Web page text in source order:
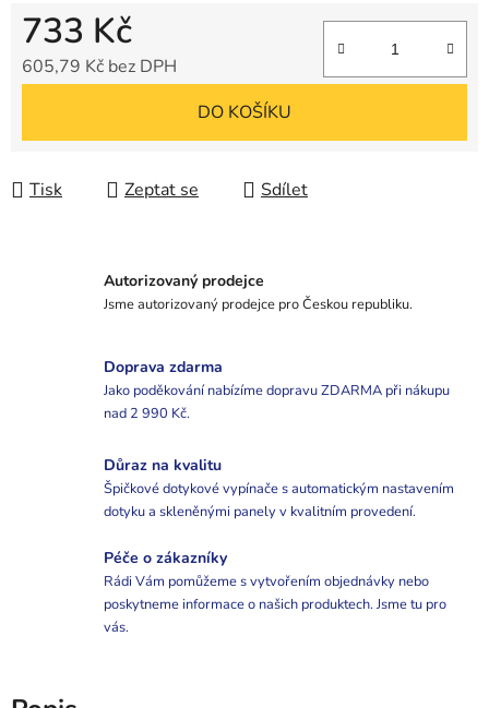
733 Kč
605,79 Kč bez DPH
DO KOŠÍKU
Tisk Zeptat se Sdílet
Autorizovaný prodejce
Jsme autorizovaný prodejce pro Českou republiku.
Doprava zdarma
Jako poděkování nabízíme dopravu ZDARMA při nákupu
nad 2 990 Kč.
Důraz na kvalitu
Špičkové dotykové vypínače s automatickým nastavením
dotyku a skleněnými panely v kvalitním provedení.
Péče o zákazníky
Rádi Vám pomůžeme s vytvořením objednávky nebo
poskytneme informace o našich produktech. Jsme tu pro
vás.